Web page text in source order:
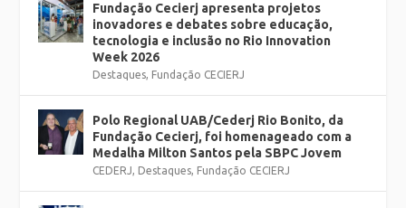
Fundação Cecierj apresenta projetos
inovadores e debates sobre educação,
tecnologia e inclusão no Rio Innovation
Week 2026
Destaques, Fundação CECIERJ
Polo Regional UAB/Cederj Rio Bonito, da
Fundação Cecierj, foi homenageado com a
Medalha Milton Santos pela SBPC Jovem
CEDERJ, Destaques, Fundação CECIERJ